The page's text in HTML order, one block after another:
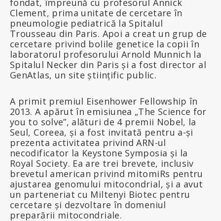
fondat, împreună cu profesorul Annick
Clement, prima unitate de cercetare în
pneumologie pediatrică la Spitalul
Trousseau din Paris. Apoi a creat un grup de
cercetare privind bolile genetice la copii în
laboratorul profesorului Arnold Munnich la
Spitalul Necker din Paris și a fost director al
GenAtlas, un site științific public.
A primit premiul Eisenhower Fellowship în
2013. A apărut în emisiunea „The Science for
you to solve”, alături de 4 premii Nobel, la
Seul, Coreea, și a fost invitată pentru a-și
prezenta activitatea privind ARN-ul
necodificator la Keystone Symposia și la
Royal Society. Ea are trei brevete, inclusiv
brevetul american privind mitomiRs pentru
ajustarea genomului mitocondrial, și a avut
un parteneriat cu Miltenyi Biotec pentru
cercetare și dezvoltare în domeniul
preparării mitocondriale.